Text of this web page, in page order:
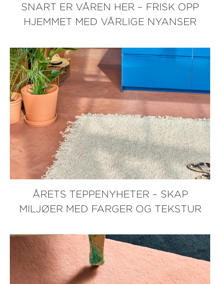
SNART ER VÅREN HER – FRISK OPP
HJEMMET MED VÅRLIGE NYANSER
ÅRETS TEPPENYHETER – SKAP
MILJØER MED FARGER OG TEKSTUR